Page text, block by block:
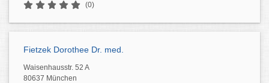
(0)
Fietzek Dorothee Dr. med.
Waisenhausstr. 52 A
80637 München